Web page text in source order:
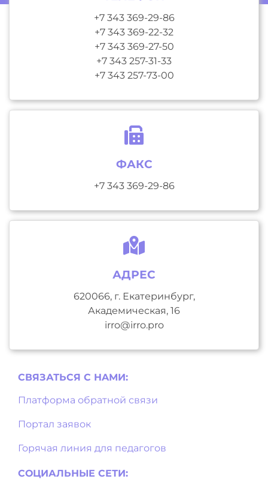
+7 343 369-29-86
+7 343 369-22-32
+7 343 369-27-50
+7 343 257-31-33
+7 343 257-73-00
ФАКС
+7 343 369-29-86
АДРЕС
620066, г. Екатеринбург,
Академическая, 16
irro@irro.pro
СВЯЗАТЬСЯ С НAМИ:
Платформа обратной связи
Портал заявок
Горячая линия для педагогов
СОЦИАЛЬНЫЕ СЕТИ: